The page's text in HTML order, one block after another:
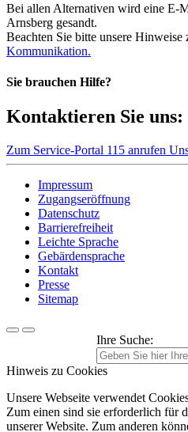
Bei allen Alternativen wird eine E-
Arnsberg gesandt.
Beachten Sie bitte unsere Hinweise
Kommunikation.
Sie brauchen Hilfe?
Kontaktieren Sie uns:
Zum Service-Portal 115 anrufen
Impressum
Zugangseröffnung
Datenschutz
Barrierefreiheit
Leichte Sprache
Gebärdensprache
Kontakt
Presse
Sitemap
Ihre Suche:
Hinweis zu Cookies
Unsere Webseite verwendet
Zum einen sind sie erforderlich für
unserer Website. Zum anderen